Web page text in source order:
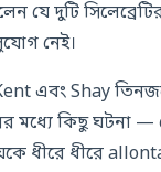
দুটি সিলেব্রেটির
নেই।
এবং Shay
কিছু ঘটনা —
ধীরে ধীরে